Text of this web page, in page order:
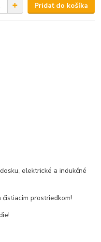
Pridať do košíka
elektrické a indukčné
prostriedkom!